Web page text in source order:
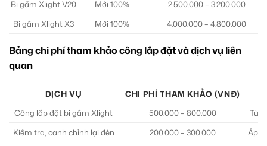
Bi gầm Xlight V20
Mới 100%
2.500.000 – 3.200.000
Bi gầm Xlight X3
Mới 100% 4.000.000 – 4.800.000
Bảng chi phí tham khảo công lắp đặt và dịch vụ liên
quan
DỊCH VỤ
CHI PHÍ THAM KHẢO (VNĐ)
Công lắp đặt bi gầm Xlight
500.000 – 800.000
Tùy
Kiểm tra, canh chỉnh lại đèn
200.000 – 300.000
Áp